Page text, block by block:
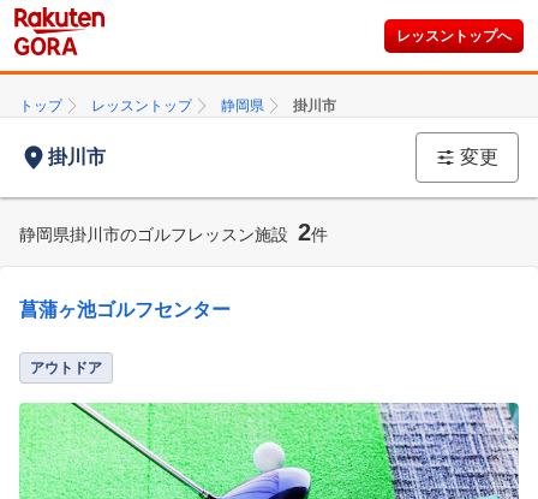
レッスントップへ
トップ レッスントップ 静岡県 掛川市
掛川市 変更
静岡県掛川市のゴルフレッスン施設 2件
菖蒲ヶ池ゴルフセンター
アウトドア